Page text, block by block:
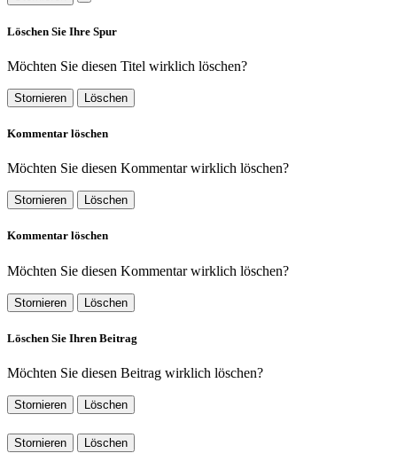
Löschen Sie Ihre Spur
Möchten Sie diesen Titel wirklich löschen?
Stornieren Löschen
Kommentar löschen
Möchten Sie diesen Kommentar wirklich löschen?
Stornieren Löschen
Kommentar löschen
Möchten Sie diesen Kommentar wirklich löschen?
Stornieren Löschen
Löschen Sie Ihren Beitrag
Möchten Sie diesen Beitrag wirklich löschen?
Stornieren Löschen
Stornieren Löschen